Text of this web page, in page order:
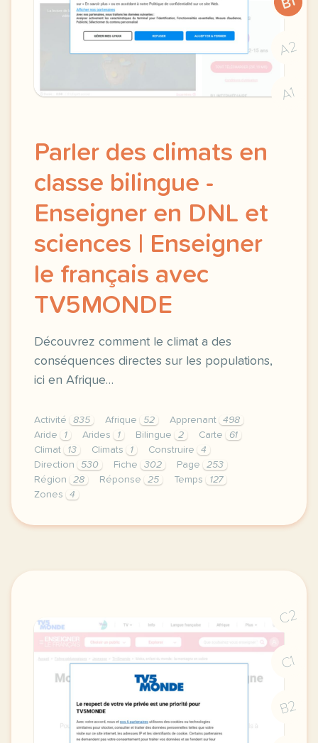
A2
A1
Parler des climats en
classe bilingue -
Enseigner en DNL et
sciences | Enseigner
le français avec
TV5MONDE
Découvrez comment le climat a des
conséquences directes sur les populations,
ici en Afrique…
Activité 835 Afrique 52 Apprenant
498
Aride
1 Arides 1 Bilingue 2 Carte
61
Climat
13 Climats 1 Construire
4
Direction
530 Fiche 302 Page
253
Région
28 Réponse 25 Temps
127
Zones
4
didomi host didomi components button cursor
C2
C1
B2